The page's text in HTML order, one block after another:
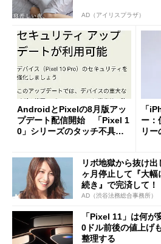
AD（アイリスプラザ）
AndroidとPixelの8月版アッ
プデート配信開始 「Pixel 1
0」シリーズのタッチ不具合
「
ー：
リ
リボ地獄から抜け
ヶ月停止して『大
続き』で完済して！
AD（渋谷法務総合事務所）
「Pixel 11」は何
0ドル前後の値上げ
整理する